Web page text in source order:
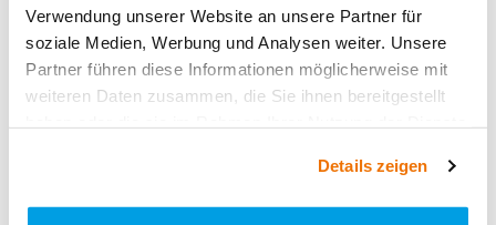
Verwendung unserer Website an unsere Partner für
soziale Medien, Werbung und Analysen weiter. Unsere
Partner führen diese Informationen möglicherweise mit
weiteren Daten zusammen, die Sie ihnen bereitgestellt
Details zeigen